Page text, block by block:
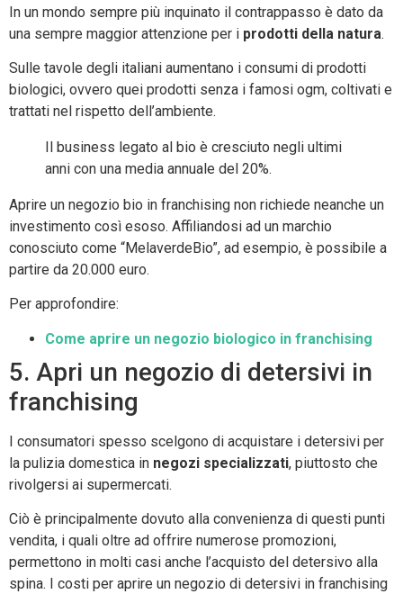
In un mondo sempre più inquinato il contrappasso è dato da
una sempre maggior attenzione per i prodotti della natura.
Sulle tavole degli italiani aumentano i consumi di prodotti
biologici, ovvero quei prodotti senza i famosi ogm, coltivati e
trattati nel rispetto dell’ambiente.
Il business legato al bio è cresciuto negli ultimi
anni con una media annuale del 20%.
Aprire un negozio bio in franchising non richiede neanche un
investimento così esoso. Affiliandosi ad un marchio
conosciuto come “MelaverdeBio”, ad esempio, è possibile a
partire da 20.000 euro.
Per approfondire:
Come aprire un negozio biologico in franchising
5. Apri un negozio di detersivi in
franchising
I consumatori spesso scelgono di acquistare i detersivi per
la pulizia domestica in negozi specializzati, piuttosto che
rivolgersi ai supermercati.
Ciò è principalmente dovuto alla convenienza di questi punti
vendita, i quali oltre ad offrire numerose promozioni,
permettono in molti casi anche l’acquisto del detersivo alla
spina. I costi per aprire un negozio di detersivi in franchising